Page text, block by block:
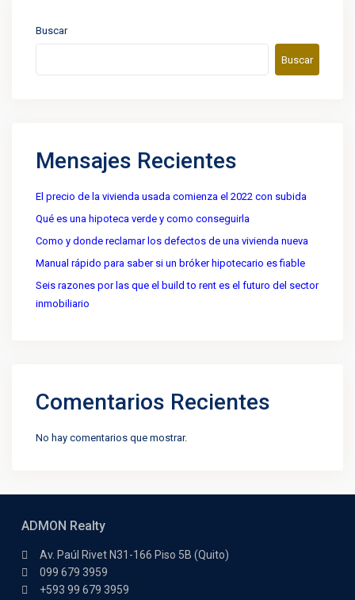
Buscar
Buscar
Mensajes Recientes
El precio de la vivienda usada comienza el 2022 con subida
Qué es una hipoteca verde y como conseguirla
Como y donde reclamar los defectos de una vivienda nueva
Manual rápido para saber si un bróker hipotecario es fiable
Seis razones por las que el build to rent es el futuro del sector
inmobiliario
Comentarios Recientes
No hay comentarios que mostrar.
ADMON Realty
Av. Paúl Rivet N31-166 Piso 5B (Quito)
099 679 3959
+593 99 679 3959